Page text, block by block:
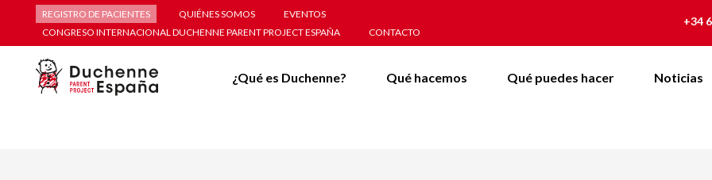
REGISTRO DE PACIENTES QUIÉNES SOMOS
EVENTOS
CONGRESO INTERNACIONAL DUCHENNE PARENT PROJECT ESPAÑA
CONTACTO
+34
¿Qué es Duchenne? Qué hacemos Qué puedes hacer Noticias